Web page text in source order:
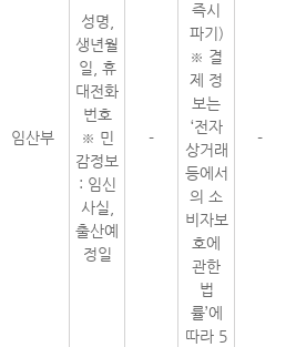
임산부
성명,
생년월
일, 휴
대전화
번호
※ 민
감정보
: 임신
사실,
출산예
정일
-
즉시
파기)
※ 결
제 정
보는
‘전자
상거래
등에서
의 소
비자보
호에
관한
법
률’에
따라 5
-